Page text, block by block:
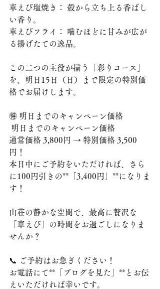
​車えび塩焼き： 殻から立ち上る香ばし
い香り。
​車えびフライ： 噛むほどに甘みが広が
る揚げたての逸品。
この二つの主役が揃う「彩りコース」
を、明日15日（日）まで限定の特別価
格でお届けします。
​🉐 明日までのキャンペーン価格
明日までのキャンペーン価格
​通常価格 3,800円 → 特別価格 3,500
円！
​本日中にご予約をいただければ、さら
に100円引きの**「3,400円」**になりま
す！
​山荘の静かな空間で、最高に贅沢な
「車えび」の時間をお過ごしになりま
せんか？
​📞 ご予約はお急ぎください！
​お電話にて**「ブログを見た」**とお伝
えいただければ幸いです。